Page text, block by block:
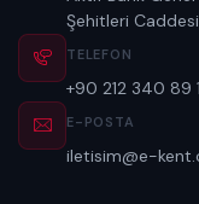
Şehitleri Caddesi
TELEFON
+90 212 340 89
E-POSTA
iletisim@e-